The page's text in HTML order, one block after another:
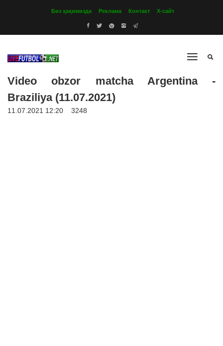
Биз ҳақимизда Реклама Контакт Х-сайт
Video obzor matcha Argentina -
Braziliya (11.07.2021)
11.07.2021 12:20 3248